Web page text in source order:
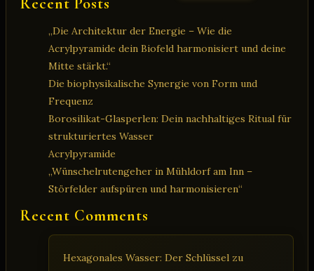
„Die Architektur der Energie – Wie die
Acrylpyramide dein Biofeld harmonisiert und deine
Mitte stärkt.“
Die biophysikalische Synergie von Form und
Frequenz
Borosilikat-Glasperlen: Dein nachhaltiges Ritual für
strukturiertes Wasser
Acrylpyramide
„Wünschelrutengeher in Mühldorf am Inn –
Störfelder aufspüren und harmonisieren“
Recent Comments
Hexagonales Wasser: Der Schlüssel zu